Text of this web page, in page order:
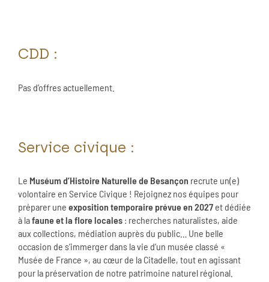
CDD :
Pas d’offres actuellement.
Service civique :
Le Muséum d’Histoire Naturelle de Besançon recrute un(e)
volontaire en Service Civique ! Rejoignez nos équipes pour
préparer une exposition temporaire prévue en 2027 et dédiée
à lafaune et la flore locales : recherches naturalistes, aide
aux collections, médiation auprès du public… Une belle
occasion de s’immerger dans la vie d’un musée classé «
Musée de France », au cœur de la Citadelle, tout en agissant
pour la préservation de notre patrimoine naturel régional.